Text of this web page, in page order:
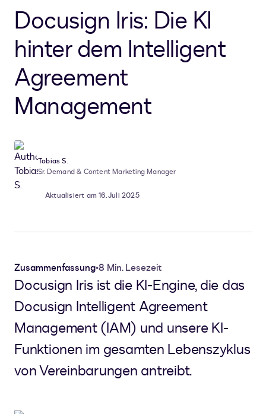
Docusign Iris: Die KI
hinter dem Intelligent
Agreement
Management
Tobias S.
Sr. Demand & Content Marketing Manager
Aktualisiert am 16. Juli 2025
Zusammenfassung•8 Min. Lesezeit
Docusign Iris ist die KI-Engine, die das
Docusign Intelligent Agreement
Management (IAM) und unsere KI-
Funktionen im gesamten Lebenszyklus
von Vereinbarungen antreibt.